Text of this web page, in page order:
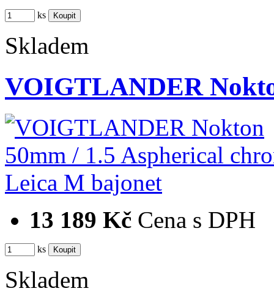
ks
Skladem
VOIGTLANDER
13 189 Kč Cena s DPH
ks
Skladem